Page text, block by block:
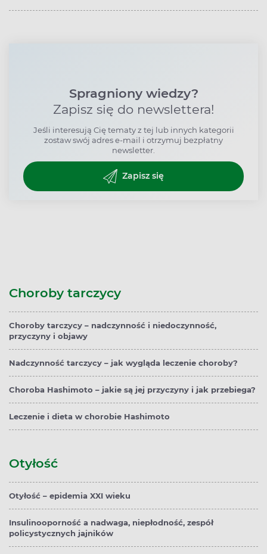
Spragniony wiedzy?
Zapisz się do newslettera!
Jeśli interesują Cię tematy z tej lub innych kategorii
zostaw swój adres e-mail i otrzymuj bezpłatny
newsletter.
Zapisz się
Choroby tarczycy
Choroby tarczycy – nadczynność i niedoczynność,
przyczyny i objawy
Nadczynność tarczycy – jak wygląda leczenie choroby?
Choroba Hashimoto – jakie są jej przyczyny i jak przebiega?
Leczenie i dieta w chorobie Hashimoto
Otyłość
Otyłość – epidemia XXI wieku
Insulinooporność a nadwaga, niepłodność, zespół
policystycznych jajników